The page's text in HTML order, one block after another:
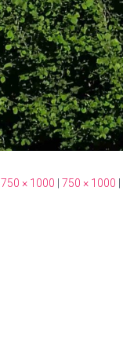
750 × 1000 750 × 1000